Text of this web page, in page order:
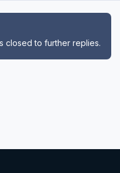
closed to further replies.